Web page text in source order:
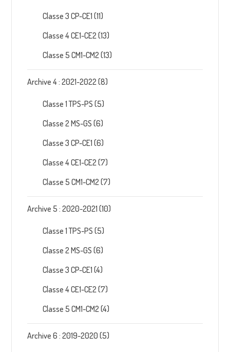
Classe 3 CP-CE1 (11)
Classe 4 CE1-CE2(13)
Classe 5 CM1-CM2(13)
Archive 4 : 2021-2022(8)
Classe 1 TPS-PS (5)
Classe 2 MS-GS (6)
Classe 3 CP-CE1 (6)
Classe 4 CE1-CE2(7)
Classe 5 CM1-CM2(7)
Archive 5 : 2020-2021 (10)
Classe 1 TPS-PS (5)
Classe 2 MS-GS (6)
Classe 3 CP-CE1 (4)
Classe 4 CE1-CE2(7)
Classe 5 CM1-CM2(4)
Archive 6 : 2019-2020 (5)